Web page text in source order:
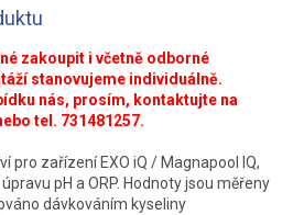
zakoupit i včetně odborné
stanovujeme individuálně.
nás, prosím, kontaktujte na
tel. 731481257.
pro zařízení EXO iQ / Magnapool IQ,
pH a ORP. Hodnoty jsou měřeny
dávkováním kyseliny